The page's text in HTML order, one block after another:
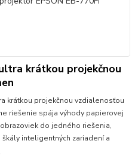
krátkou projekčnou
krátkou projekčnou vzdialenosťou
riešenie spája výhody papierovej
do jedného riešenia,
inteligentných zariadení a